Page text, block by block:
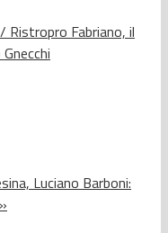
Ristropro Fabriano, il
Luciano Barboni: